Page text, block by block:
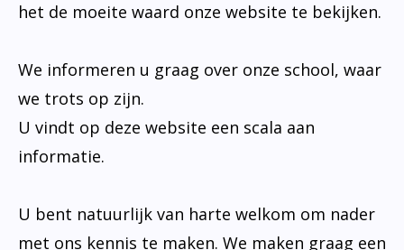
het de moeite waard onze website te bekijken.
We informeren u graag over onze school, waar
we trots op zijn.
U vindt op deze website een scala aan
informatie.
U bent natuurlijk van harte welkom om nader
met ons kennis te maken. We maken graag een